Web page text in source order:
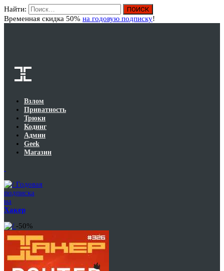
Найти:
Временная скидка 50% на годовую подписку!
Взлом
Приватность
Трюки
Кодинг
Админ
Geek
Магазин
Годовая
подписка
на
Хакер
-50%